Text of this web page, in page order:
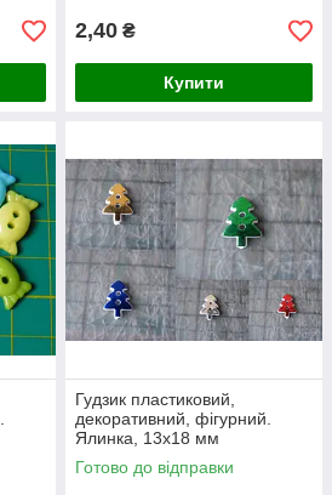
2,40 ₴
Купити
Гудзик пластиковий,
декоративний, фігурний.
Ялинка, 13х18 мм
Готово до відправки